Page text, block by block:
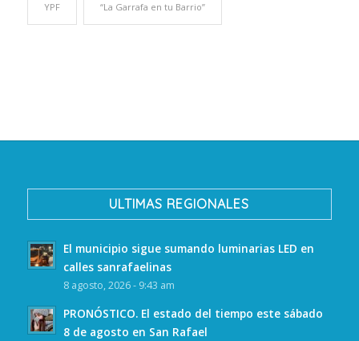
YPF “La Garrafa en tu Barrio”
ULTIMAS REGIONALES
El municipio sigue sumando luminarias LED en
calles sanrafaelinas
8 agosto, 2026 - 9:43 am
PRONÓSTICO. El estado del tiempo este sábado
8 de agosto en San Rafael